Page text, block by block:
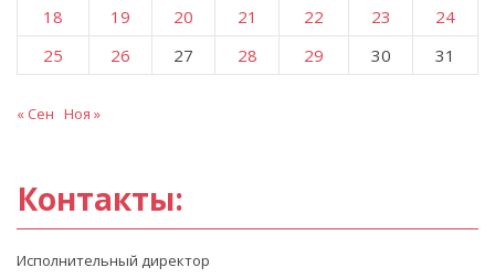
18
19 20 21 22 23
24
25
26 27 28 29 30 31
« Сен Ноя »
Контакты:
Исполнительный директор